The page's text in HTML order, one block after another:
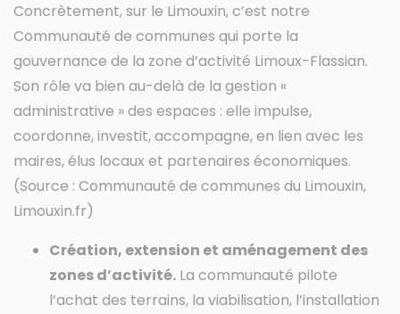
Concrètement, sur le Limouxin, c’est notre
Communauté de communes qui porte la
gouvernance de la zone d’activité Limoux-Flassian.
Son rôle va bien au-delà de la gestion «
administrative » des espaces : elle impulse,
coordonne, investit, accompagne, en lien avec les
maires, élus locaux et partenaires économiques.
(Source : Communauté de communes du Limouxin,
Limouxin.fr)
Création, extension et aménagement des
zones d’activité. La communauté pilote
l’achat des terrains, la viabilisation, l’installation